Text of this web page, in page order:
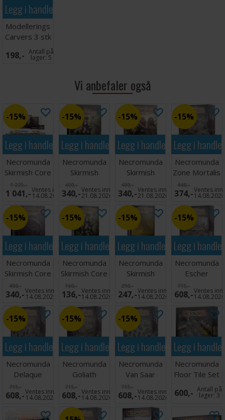
Legg i handlekurven
Modellerings
Carvers 3 stk
- Tosidige
198,- Antall på
lager:5
Vi anbefaler også
Legg i handlekurven
15%
Necromunda
Skirmish Core
Set
1 225,-
1 041,-Ventes inn
14.08.2026
Legg i handlekurven
15%
Necromunda
Skirmish
Gangs of
Underhive
400,-
340,-Ventes inn
21.08.2026
Legg i handlekurven
15%
Necromunda
Skirmish
Gangs of
Outlands
400,-
340,-Ventes inn
21.08.2026
Legg i
15%
Necromunda
Zone Mortalis
Factoria Pipes
440,-
374,-Ventes inn
14.08.2026
Legg i handlekurven
15%
Necromunda
Skirmish Core
Rulebook
400,-
340,-Ventes inn
14.08.2026
Legg i handlekurven
15%
Necromunda
Skirmish Core
Gang Tactics
160,-
136,-Ventes inn
14.08.2026
Legg i handlekurven
15%
Necromunda
Skirmish
Campaign &
Scenario
290,-
247,-Ventes inn
14.08.2026
Legg i
15%
Necromunda
Escher
Underhive
Crew
715,-
608,-Ventes inn
14.08.2026
Legg i handlekurven
15%
Necromunda
Delaque
Underhive
Crew
715,-
608,-Ventes inn
14.08.2026
Legg i handlekurven
15%
Necromunda
Goliath
Underhive
Crew
715,-
608,-Ventes inn
14.08.2026
Legg i handlekurven
15%
Necromunda
Van Saar
Underhive
Crew
715,-
608,-Ventes inn
14.08.2026
Legg i
Necromunda
Floor Tile Set
Zone Mortalis
600,- Antall på
lager:3